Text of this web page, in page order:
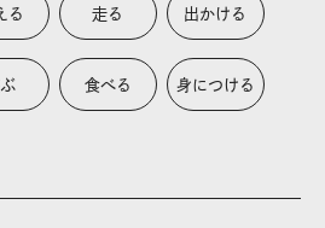
る 走る 出かける
食べる 身につける